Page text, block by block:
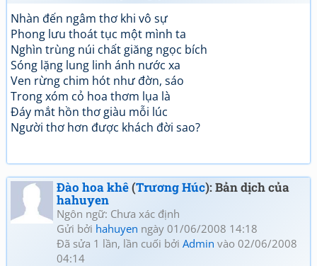
Nhàn đến ngâm thơ khi vô sự
Phong lưu thoát tục một mình ta
Nghìn trùng núi chất giăng ngọc bích
Sóng lặng lung linh ánh nước xa
Ven rừng chim hót như đờn, sáo
Trong xóm cỏ hoa thơm lụa là
Đáy mắt hồn thơ giàu mỗi lúc
Người thơ hơn được khách đời sao?
Đào hoa khê(Trương Húc): Bản dịch của
hahuyen
Ngôn ngữ: Chưa xác định
Gửi bởi hahuyen ngày 01/06/2008 14:18
Đã sửa 1 lần, lần cuối bởi Admin vào 02/06/2008
04:14